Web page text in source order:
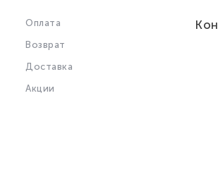
Оплата
Возврат
Доставка
Акции